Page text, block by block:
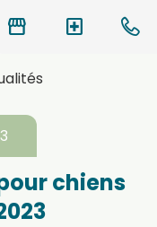
storefront local_hospital
chiens